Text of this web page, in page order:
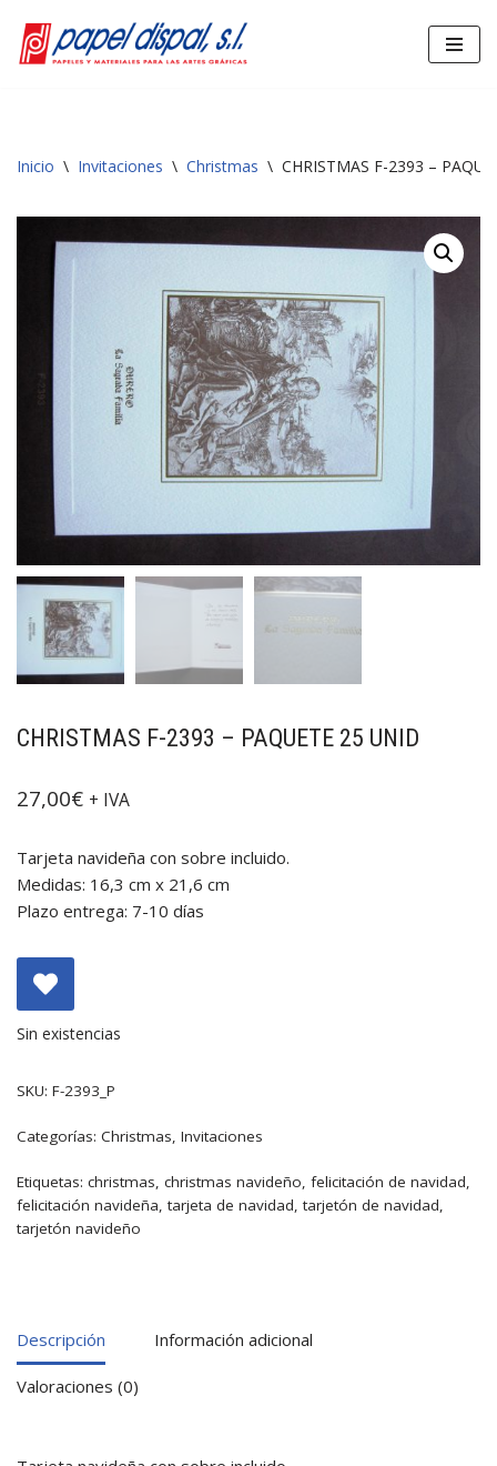
Saltar
Inicio \ Invitaciones \ Christmas \ CHRISTMAS F-2393 –
CHRISTMAS F-2393 – PAQUETE 25 UNID
27,00€ + IVA
Tarjeta navideña con sobre incluido.
Medidas: 16,3 cm x 21,6 cm
Plazo entrega: 7-10 días
Sin existencias
SKU: F-2393_P
Categorías: Christmas Invitaciones
Etiquetas: christmas christmas navideño felicitación de navidad
felicitación navideña tarjeta de navidad tarjetón de navidad
tarjetón navideño
Descripción Información adicional
Valoraciones (0)